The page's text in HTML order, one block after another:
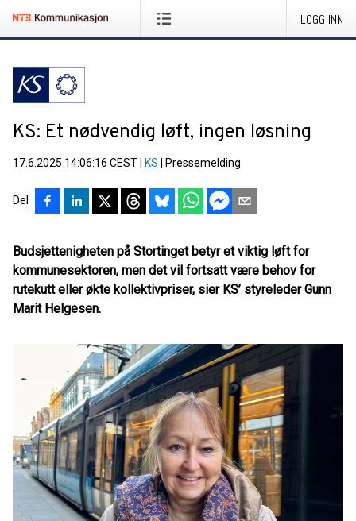
LOGG INN
KS: Et nødvendig løft, ingen løsning
17.6.2025 14:06:16 CEST KS Pressemelding
Del
Budsjettenigheten på Stortinget betyr et viktig løft for
kommunesektoren, men det vil fortsatt være behov for
rutekutt eller økte kollektivpriser, sier KS’ styreleder Gunn
Marit Helgesen.